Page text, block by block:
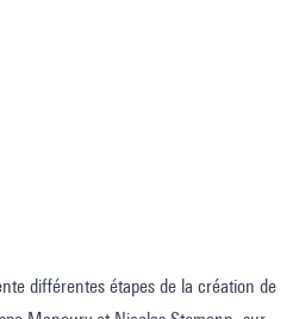
différentes étapes de la création de